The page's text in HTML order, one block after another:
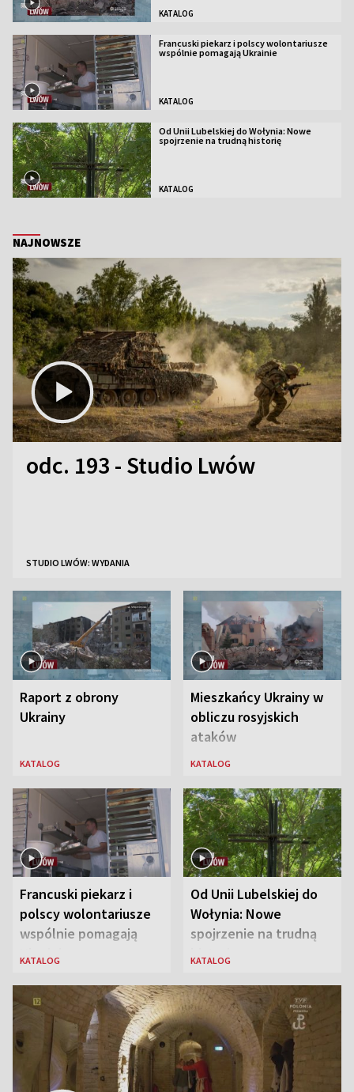
KATALOG
Francuski piekarz i polscy wolontariusze
wspólnie pomagają Ukrainie
KATALOG
Od Unii Lubelskiej do Wołynia: Nowe
spojrzenie na trudną historię
KATALOG
NAJNOWSZE
odc. 193 - Studio Lwów
STUDIO LWÓW: WYDANIA
Raport z obrony
Ukrainy
KATALOG
Mieszkańcy Ukrainy w
obliczu rosyjskich
ataków
KATALOG
Francuski piekarz i
polscy wolontariusze
wspólnie pomagają
Ukrainie
KATALOG
Od Unii Lubelskiej do
Wołynia: Nowe
spojrzenie na trudną
historię
KATALOG